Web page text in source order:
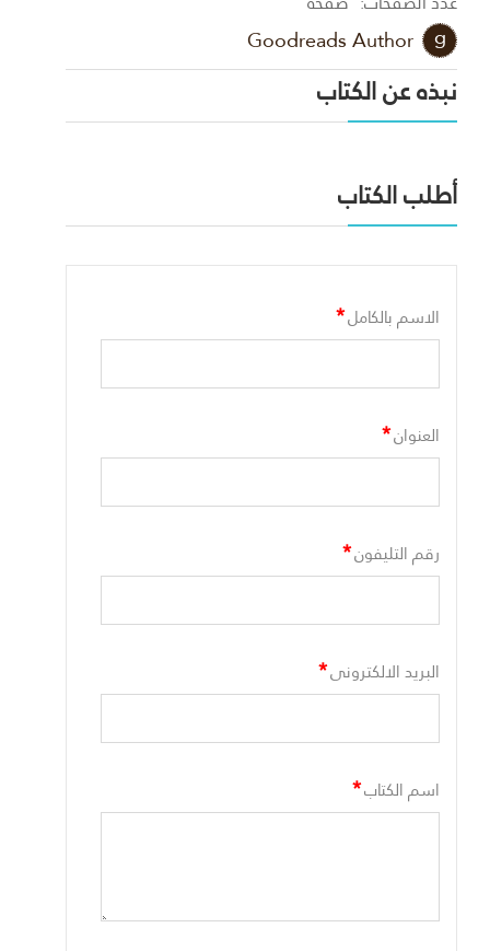
Goodreads Author
نبذه عن الكتاب
أطلب الكتاب
الاسم بالكامل*
العنوان*
رقم التليفون*
البريد الالكترونى*
اسم الكتاب*